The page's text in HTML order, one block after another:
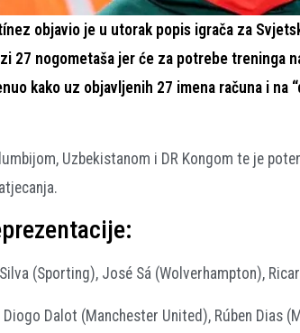
objavio je u utorak popis igrača za
27 nogometaša jer će za potrebe
kako uz objavljenih 27 imena računa i na
Uzbekistanom i DR Kongom te je
(Sporting), José Sá (Wolverhampton),
Dalot (Manchester United), Rúben Dias